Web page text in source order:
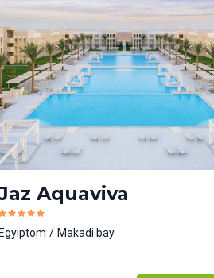
Aquaviva
Makadi bay